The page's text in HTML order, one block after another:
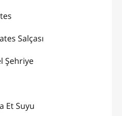
Salçası
Şehriye
Et Suyu